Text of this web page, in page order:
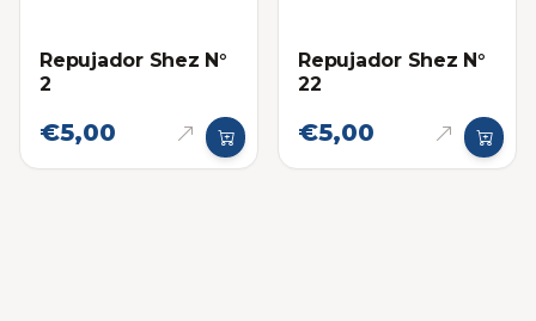
Repujador Shez N°
2
€5,00
Repujador Shez N°
22
€5,00